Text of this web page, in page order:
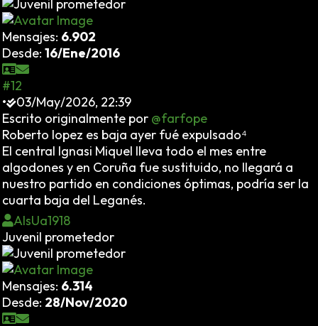
Mensajes: 6.902
Desde: 16/Ene/2016
#12
•
03/May/2026, 22:39
Escrito originalmente por @farfope
Roberto lopez es baja ayer fué expulsado⁴
El central Ignasi Miquel lleva todo el mes entre
algodones y en Coruña fue sustituido, no llegará a
nuestro partido en condiciones óptimas, podría ser la
cuarta baja del Leganés.
AlsUa1918
Juvenil prometedor
Mensajes: 6.314
Desde: 28/Nov/2020